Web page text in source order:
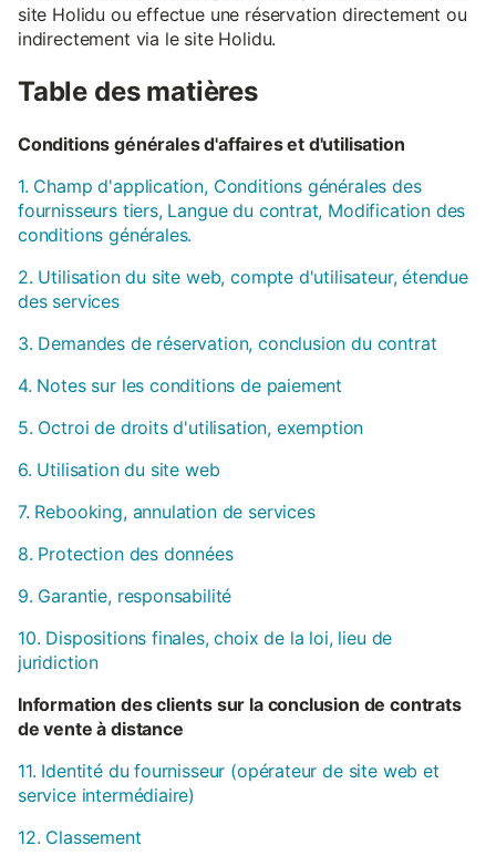
site Holidu ou effectue une réservation directement ou
indirectement via le site Holidu.
Table des matières
Conditions générales d'affaires et d'utilisation
1. Champ d'application, Conditions générales des
fournisseurs tiers, Langue du contrat, Modification des
conditions générales.
2. Utilisation du site web, compte d'utilisateur, étendue
des services
3. Demandes de réservation, conclusion du contrat
4. Notes sur les conditions de paiement
5. Octroi de droits d'utilisation, exemption
6. Utilisation du site web
7. Rebooking, annulation de services
8. Protection des données
9. Garantie, responsabilité
10. Dispositions finales, choix de la loi, lieu de
juridiction
Information des clients sur la conclusion de contrats
de vente à distance
11. Identité du fournisseur (opérateur de site web et
service intermédiaire)
12. Classement